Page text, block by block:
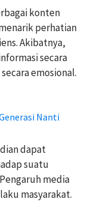
konten
perhatian
Akibatnya,
secara
emosional.
Nanti
dapat
suatu
media
masyarakat.